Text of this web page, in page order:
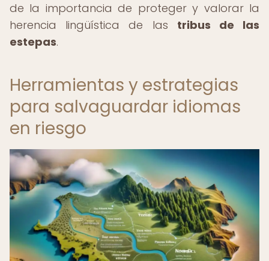
de la importancia de proteger y valorar la
herencia lingüística de las tribus de las
estepas.
Herramientas y estrategias
para salvaguardar idiomas
en riesgo